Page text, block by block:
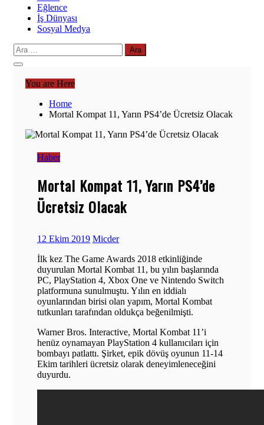
Eğlence
İş Dünyası
Sosyal Medya
Arama:
You are Here
Home
Mortal Kompat 11, Yarın PS4’de Ücretsiz Olacak
Haber
Mortal Kompat 11, Yarın PS4’de
Ücretsiz Olacak
12 Ekim 2019 Micder
İlk kez The Game Awards 2018 etkinliğinde
duyurulan Mortal Kombat 11, bu yılın başlarında
PC, PlayStation 4, Xbox One ve Nintendo Switch
platformuna sunulmuştu. Yılın en iddialı
oyunlarından birisi olan yapım, Mortal Kombat
tutkunları tarafından oldukça beğenilmişti.
Warner Bros. Interactive, Mortal Kombat 11’i
henüz oynamayan PlayStation 4 kullanıcıları için
bombayı patlattı. Şirket, epik dövüş oyunun 11-14
Ekim tarihleri ücretsiz olarak deneyimleneceğini
duyurdu.